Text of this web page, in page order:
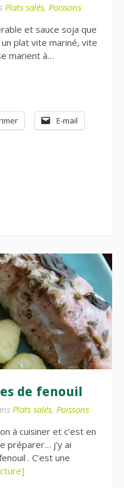
Plats salés, Poissons
et sauce soja que
un plat vite mariné, vite
marient à…
E-mail
de fenouil
Plats salés, Poissons
à cuisiner et c’est en
préparer… j’y ai
. C’est une